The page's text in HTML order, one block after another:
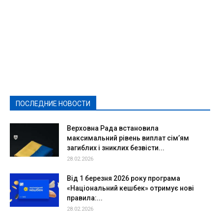
ПОСЛЕДНИЕ НОВОСТИ
Верховна Рада встановила
максимальний рівень виплат сім’ям
загиблих і зниклих безвісти...
28.02.2026
Від 1 березня 2026 року програма
«Національний кешбек» отримує нові
правила:...
28.02.2026